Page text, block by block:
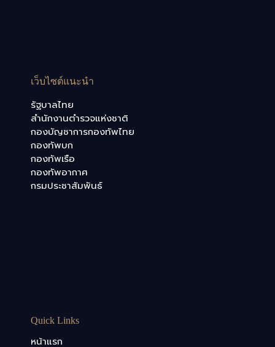
เว็บไซต์แนะนำ
รัฐบาลไทย
สำนักงานตำรวจแห่งชาติ
กองบัญชาการกองทัพไทย
กองทัพบก
กองทัพเรือ
กองทัพอากาศ
กรมประชาสัมพันธ์
Quick Links
หน้าแรก